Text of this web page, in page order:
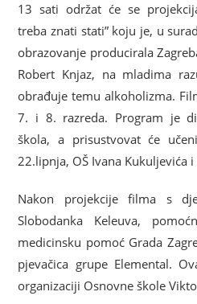
13 sati održat će se
treba znati stati” koju je, u
obrazovanje producirala
Robert Knjaz, na mladima
obrađuje temu alkoholizma.
7. i 8. razreda. Program je
škola, a prisustvovat će
22.lipnja, OŠ Ivana Kukuljevića
Nakon projekcije filma s
Slobodanka Keleuva,
medicinsku pomoć Grada
pjevačica grupe Elemental.
organizaciji Osnovne škole